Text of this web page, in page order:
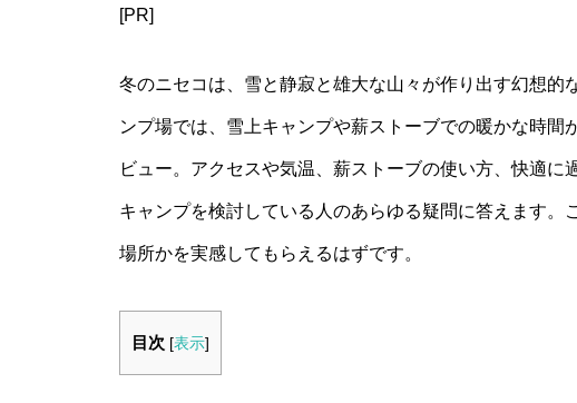
[PR]
冬のニセコは、雪と静寂と雄大な山々が作り出す幻想的
ンプ場では、雪上キャンプや薪ストーブでの暖かな時間
ビュー。アクセスや気温、薪ストーブの使い方、快適
キャンプを検討している人のあらゆる疑問に答えます。
場所かを実感してもらえるはずです。
目次 [表示]